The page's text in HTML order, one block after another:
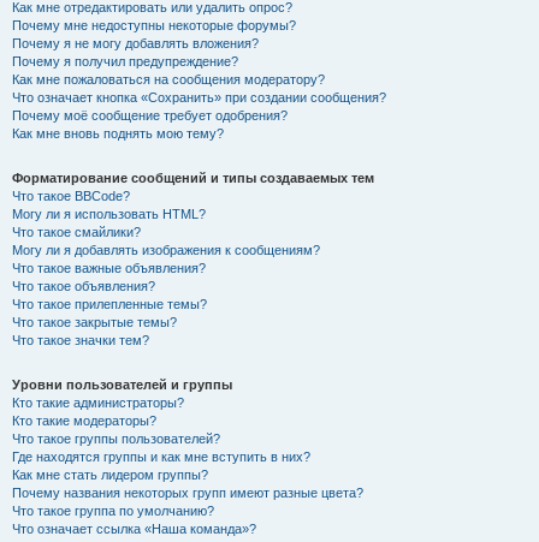
Как мне отредактировать или удалить опрос?
Почему мне недоступны некоторые форумы?
Почему я не могу добавлять вложения?
Почему я получил предупреждение?
Как мне пожаловаться на сообщения модератору?
Что означает кнопка «Сохранить» при создании сообщения?
Почему моё сообщение требует одобрения?
Как мне вновь поднять мою тему?
Форматирование сообщений и типы создаваемых тем
Что такое BBCode?
Могу ли я использовать HTML?
Что такое смайлики?
Могу ли я добавлять изображения к сообщениям?
Что такое важные объявления?
Что такое объявления?
Что такое прилепленные темы?
Что такое закрытые темы?
Что такое значки тем?
Уровни пользователей и группы
Кто такие администраторы?
Кто такие модераторы?
Что такое группы пользователей?
Где находятся группы и как мне вступить в них?
Как мне стать лидером группы?
Почему названия некоторых групп имеют разные цвета?
Что такое группа по умолчанию?
Что означает ссылка «Наша команда»?